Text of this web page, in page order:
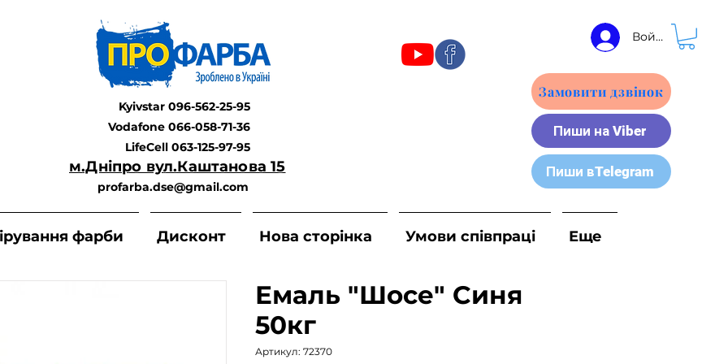
Пиши вTelegram
Пиши на Viber
Замовити дзвінок
Kyivstar 096-562-25-95
Vodafone 066-058-71-36
LifeCell 063-125-97-95
м.Дніпро вул.Каштанова 15
profarba.dse@gmail.com
фарби Дисконт Нова сторінка Умови співпраці Еще
Войти
Емаль "Шосе" Синя
50кг
Артикул: 72370